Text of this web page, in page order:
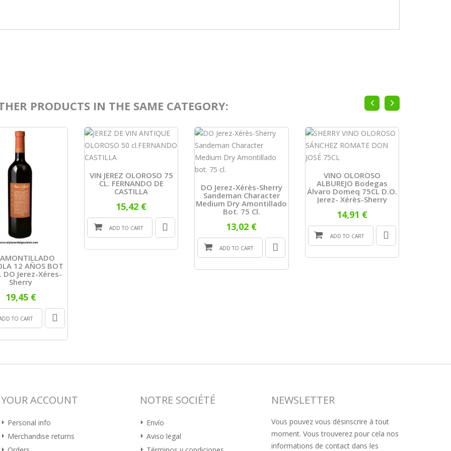
PRODUCTS IN THE SAME CATEGORY:
12 AÑOS BOT
DO Jerez-Xéres-
Sherry
19,45 €
TO CART
VIN JEREZ OLOROSO 75
CL. FERNANDO DE
CASTILLA
15,42 €
ADD TO CART
DO Jerez-Xérès-Sherry
Sandeman Character
Medium Dry Amontillado
Bot. 75 Cl.
13,02 €
ADD TO CART
VINO OLOROSO
ALBUREJO Bodegas
Álvaro Domeq 75CL D.O.
Jerez- Xérès-Sherry
14,91 €
ADD TO CART
YOUR ACCOUNT
Personal info
Merchandise returns
NOTRE SOCIÉTÉ
Envío
Aviso legal
NEWSLETTER
Vous pouvez vous désinscrire à tout
moment. Vous trouverez pour cela nos
informations de contact dans les